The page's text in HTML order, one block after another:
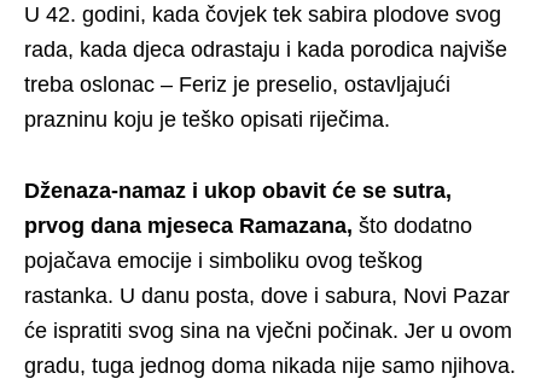
U 42. godini, kada čovjek tek sabira plodove svog
rada, kada djeca odrastaju i kada porodica najviše
treba oslonac – Feriz je preselio, ostavljajući
prazninu koju je teško opisati riječima.
Dženaza-namaz i ukop obavit će se sutra,
prvog dana mjeseca Ramazana, što dodatno
pojačava emocije i simboliku ovog teškog
rastanka. U danu posta, dove i sabura, Novi Pazar
će ispratiti svog sina na vječni počinak. Jer u ovom
gradu, tuga jednog doma nikada nije samo njihova.